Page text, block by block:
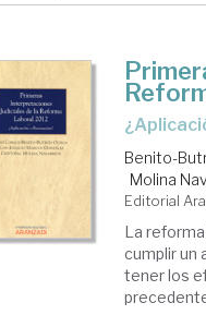
Benito-
Molina
Editorial
La
cumplir un
tener los